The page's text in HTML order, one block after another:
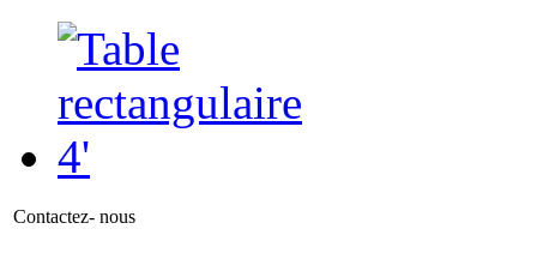
Contactez- nous